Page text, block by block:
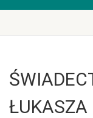
ŁUKASZA